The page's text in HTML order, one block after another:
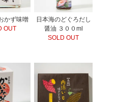
かず味噌
OUT
日本海のどぐろだし
醤油 ３００ml
SOLD OUT